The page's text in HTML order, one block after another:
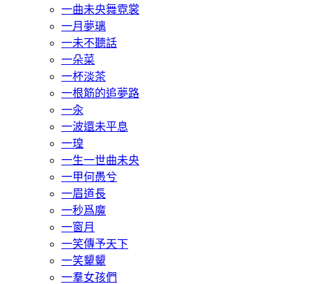
一曲未央舞霓裳
一月夢璃
一未不聽話
一朵菜
一杯淡茶
一根筋的追夢路
一汆
一波還未平息
一瑝
一生一世曲未央
一甲何愚兮
一眉道長
一秒爲魔
一窗月
一笑傳予天下
一笑顰顰
一羣女孩們